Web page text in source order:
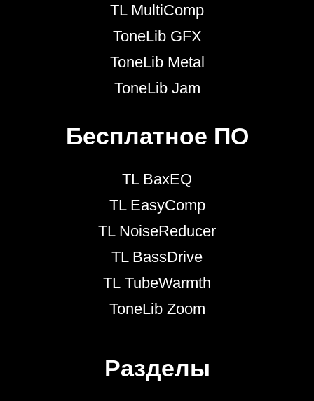
TL MultiComp
ToneLib GFX
ToneLib Metal
ToneLib Jam
Бесплатное ПО
TL BaxEQ
TL EasyComp
TL NoiseReducer
TL BassDrive
TL TubeWarmth
ToneLib Zoom
Разделы